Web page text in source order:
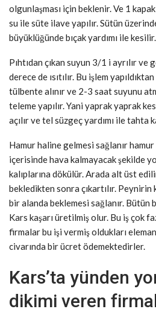
olgunlaşması için beklenir. Ve 1
su ile süte ilave yapılır. Sütün
büyüklüğünde bıçak yardımı ile kesilir.
Pıhtıdan çıkan suyun 3/1 i ayrılır ve
derece de ısıtılır. Bu işlem
tülbente alınır ve 2-3 saat suyunu
teleme yapılır. Yani yaprak yaprak
açılır ve tel süzgeç yardımı ile tahta
Hamur haline gelmesi sağlanır
içerisinde hava kalmayacak şekilde
kalıplarına dökülür. Arada alt üst
bekledikten sonra çıkartılır. Peynirin
bir alanda beklemesi sağlanır. Bütün
Kars kaşarı üretilmiş olur. Bu iş çok
firmalar bu işi vermiş oldukları
civarında bir ücret ödemektedirler.
Kars’ta yünden
dikimi veren